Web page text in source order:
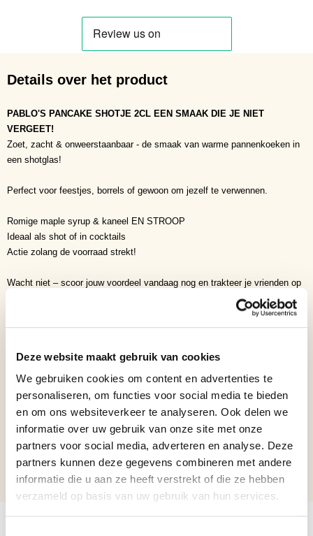
Deze website maakt gebruik van cookies
We gebruiken cookies om content en advertenties te
personaliseren, om functies voor social media te bieden
en om ons websiteverkeer te analyseren. Ook delen we
informatie over uw gebruik van onze site met onze
partners voor social media, adverteren en analyse. Deze
partners kunnen deze gegevens combineren met andere
informatie die u aan ze heeft verstrekt of die ze hebben
verzameld op basis van uw gebruik van hun services.
Details over het product
PABLO'S PANCAKE SHOTJE 2CL EEN SMAAK DIE JE NIET
VERGEET!
Zoet, zacht & onweerstaanbaar - de smaak van warme pannenkoeken in
een shotglas!
Perfect voor feestjes, borrels of gewoon om jezelf te verwennen.
Romige maple syrup & kaneel EN STROOP
Ideaal als shot of in cocktails
Actie zolang de voorraad strekt!
Wacht niet – scoor jouw voordeel vandaag nog en trakteer je vrienden op
de ultieme smaakbeleving! Pablo’s Pancake Shot - Net zo lekker als het
Soort Shots
Binnenlands?
Verpakking Per stuk
Aantal per verpakking 1